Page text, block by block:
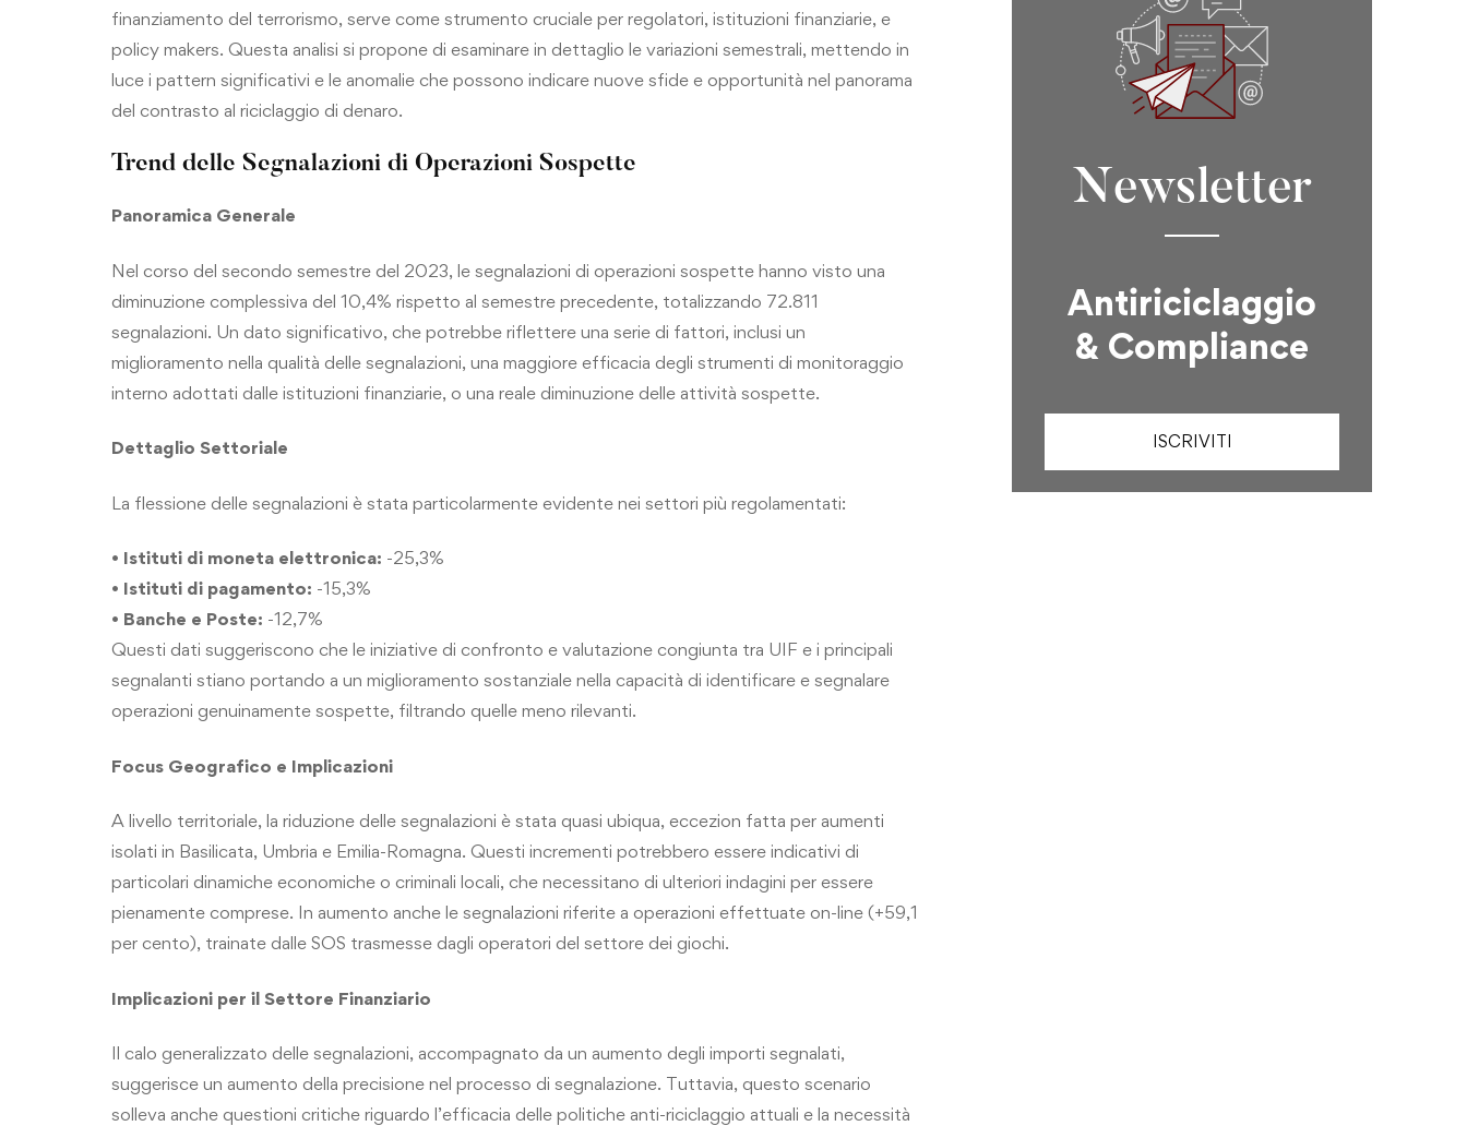
finanziamento del terrorismo, serve come strumento cruciale per regolatori, istituzioni finanziarie, e
policy makers. Questa analisi si propone di esaminare in dettaglio le variazioni semestrali, mettendo in
luce i pattern significativi e le anomalie che possono indicare nuove sfide e opportunità nel panorama
del contrasto al riciclaggio di denaro.
Trend delle Segnalazioni di Operazioni Sospette
Panoramica Generale
Nel corso del secondo semestre del 2023, le segnalazioni di operazioni sospette hanno visto una
diminuzione complessiva del 10,4% rispetto al semestre precedente, totalizzando 72.811
segnalazioni. Un dato significativo, che potrebbe riflettere una serie di fattori, inclusi un
miglioramento nella qualità delle segnalazioni, una maggiore efficacia degli strumenti di monitoraggio
interno adottati dalle istituzioni finanziarie, o una reale diminuzione delle attività sospette.
Dettaglio Settoriale
La flessione delle segnalazioni è stata particolarmente evidente nei settori più regolamentati:
• Istituti di moneta elettronica: -25,3%
• Istituti di pagamento: -15,3%
• Banche e Poste: -12,7%
Questi dati suggeriscono che le iniziative di confronto e valutazione congiunta tra UIF e i principali
segnalanti stiano portando a un miglioramento sostanziale nella capacità di identificare e segnalare
operazioni genuinamente sospette, filtrando quelle meno rilevanti.
Focus Geografico e Implicazioni
A livello territoriale, la riduzione delle segnalazioni è stata quasi ubiqua, eccezion fatta per aumenti
isolati in Basilicata, Umbria e Emilia-Romagna. Questi incrementi potrebbero essere indicativi di
particolari dinamiche economiche o criminali locali, che necessitano di ulteriori indagini per essere
pienamente comprese. In aumento anche le segnalazioni riferite a operazioni effettuate on-line (+59,1
per cento), trainate dalle SOS trasmesse dagli operatori del settore dei giochi.
Implicazioni per il Settore Finanziario
Il calo generalizzato delle segnalazioni, accompagnato da un aumento degli importi segnalati,
suggerisce un aumento della precisione nel processo di segnalazione. Tuttavia, questo scenario
solleva anche questioni critiche riguardo l’efficacia delle politiche anti-riciclaggio attuali e la necessità
Newsletter
Antiriciclaggio
& Compliance
ISCRIVITI